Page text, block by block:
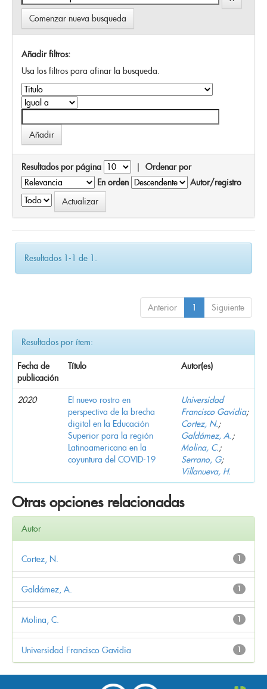
Comenzar nueva busqueda
Añadir filtros:
Usa los filtros para afinar la busqueda.
Resultados por página | Ordenar por
En orden
Autor/registro
Resultados 1-1 de 1.
Anterior 1 Siguiente
Resultados por ítem:
Fecha de
publicación
Título Autor(es)
2020
El nuevo rostro en
perspectiva de la brecha
digital en la Educación
Superior para la región
Latinoamericana en la
coyuntura del COVID-19
Universidad
Francisco Gavidia;
Cortez, N.;
Galdámez, A.;
Molina, C.;
Serrano, G;
Villanueva, H.
Otras opciones relacionadas
Autor
1
Cortez, N.
1
Galdámez, A.
1
Molina, C.
1
Universidad Francisco Gavidia